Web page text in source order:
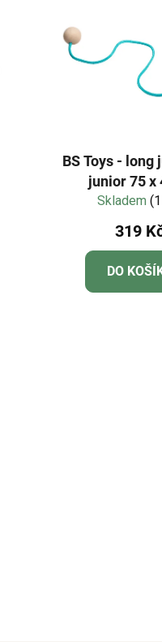
BS Toys - long
junior 75 x
wood/
Skladem
319
DO